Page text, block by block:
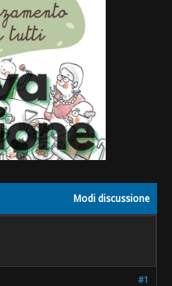
Modi discussione
#1